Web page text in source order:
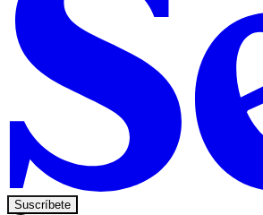
Suscríbete